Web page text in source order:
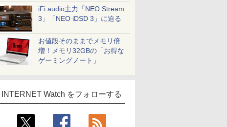
iFi audio主力「NEO Stream
3」「NEO iDSD 3」に迫る
お値段そのままでメモリ倍
増！メモリ32GBの「お得な
ゲーミングノート」
INTERNET Watch をフォローする